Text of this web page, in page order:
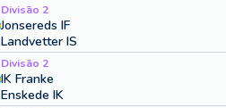
Divisão 2
Jonsereds IF
Landvetter IS
Divisão 2
IK Franke
Enskede IK